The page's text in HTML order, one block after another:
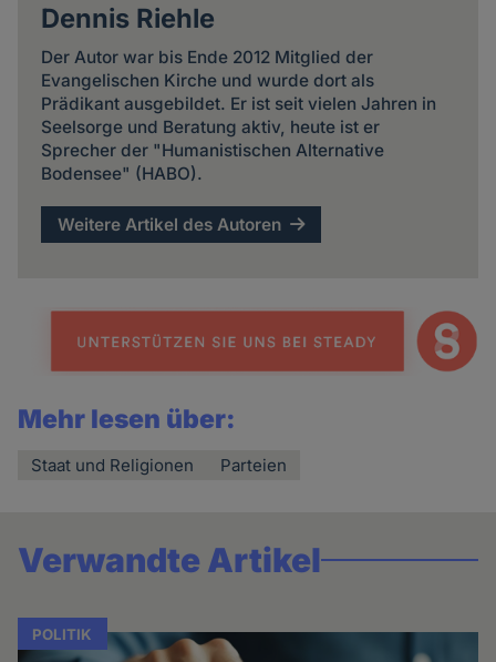
Dennis Riehle
Der Autor war bis Ende 2012 Mitglied der
Evangelischen Kirche und wurde dort als
Prädikant ausgebildet. Er ist seit vielen Jahren in
Seelsorge und Beratung aktiv, heute ist er
Sprecher der "Humanistischen Alternative
Bodensee" (HABO).
Weitere Artikel des Autoren
Mehr lesen über:
Staat und Religionen Parteien
Verwandte Artikel
POLITIK